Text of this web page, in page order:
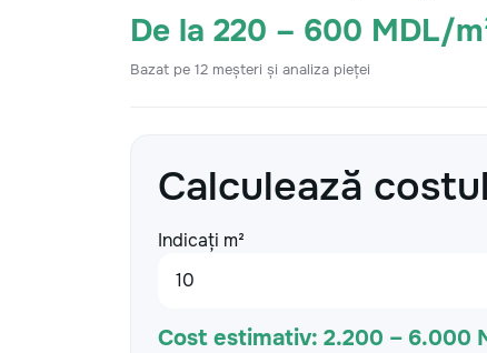
De la 220 – 600 MDL/
Bazat pe 12 meșteri și analiza pieței
Calculează costul
Indicați m²
Cost estimativ: 2.200 – 6.000